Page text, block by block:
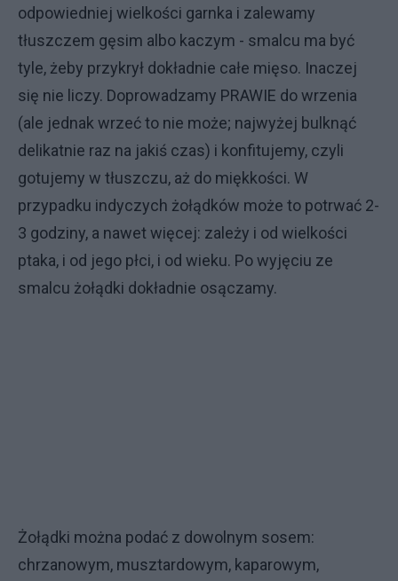
odpowiedniej wielkości garnka i zalewamy
tłuszczem gęsim albo kaczym - smalcu ma być
tyle, żeby przykrył dokładnie całe mięso. Inaczej
się nie liczy. Doprowadzamy PRAWIE do wrzenia
(ale jednak wrzeć to nie może; najwyżej bulknąć
delikatnie raz na jakiś czas) i konfitujemy, czyli
gotujemy w tłuszczu, aż do miękkości. W
przypadku indyczych żołądków może to potrwać 2-
3 godziny, a nawet więcej: zależy i od wielkości
ptaka, i od jego płci, i od wieku. Po wyjęciu ze
smalcu żołądki dokładnie osączamy.
Żołądki można podać z dowolnym sosem:
chrzanowym, musztardowym, kaparowym,